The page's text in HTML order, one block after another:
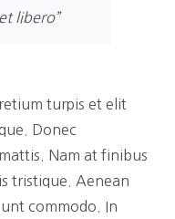
libero”
turpis et elit
Donec
Nam at finibus
tristique. Aenean
commodo. In